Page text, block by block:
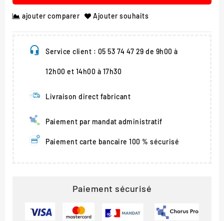
ajouter comparer Ajouter souhaits
Service client : 05 53 74 47 29 de 9h00 à
12h00 et 14h00 à 17h30
Livraison direct fabricant
Paiement par mandat administratif
Paiement carte bancaire 100 % sécurisé
Paiement sécurisé